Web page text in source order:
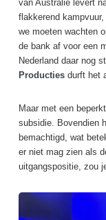
van Australië levert
flakkerend
we moeten wachten
de bank af voor een
Nederland daar nog
Productiesdurft het
Maar met een
subsidie. Bovendien
bemachtigd, wat
er niet mag zien als
uitgangspositie, zou